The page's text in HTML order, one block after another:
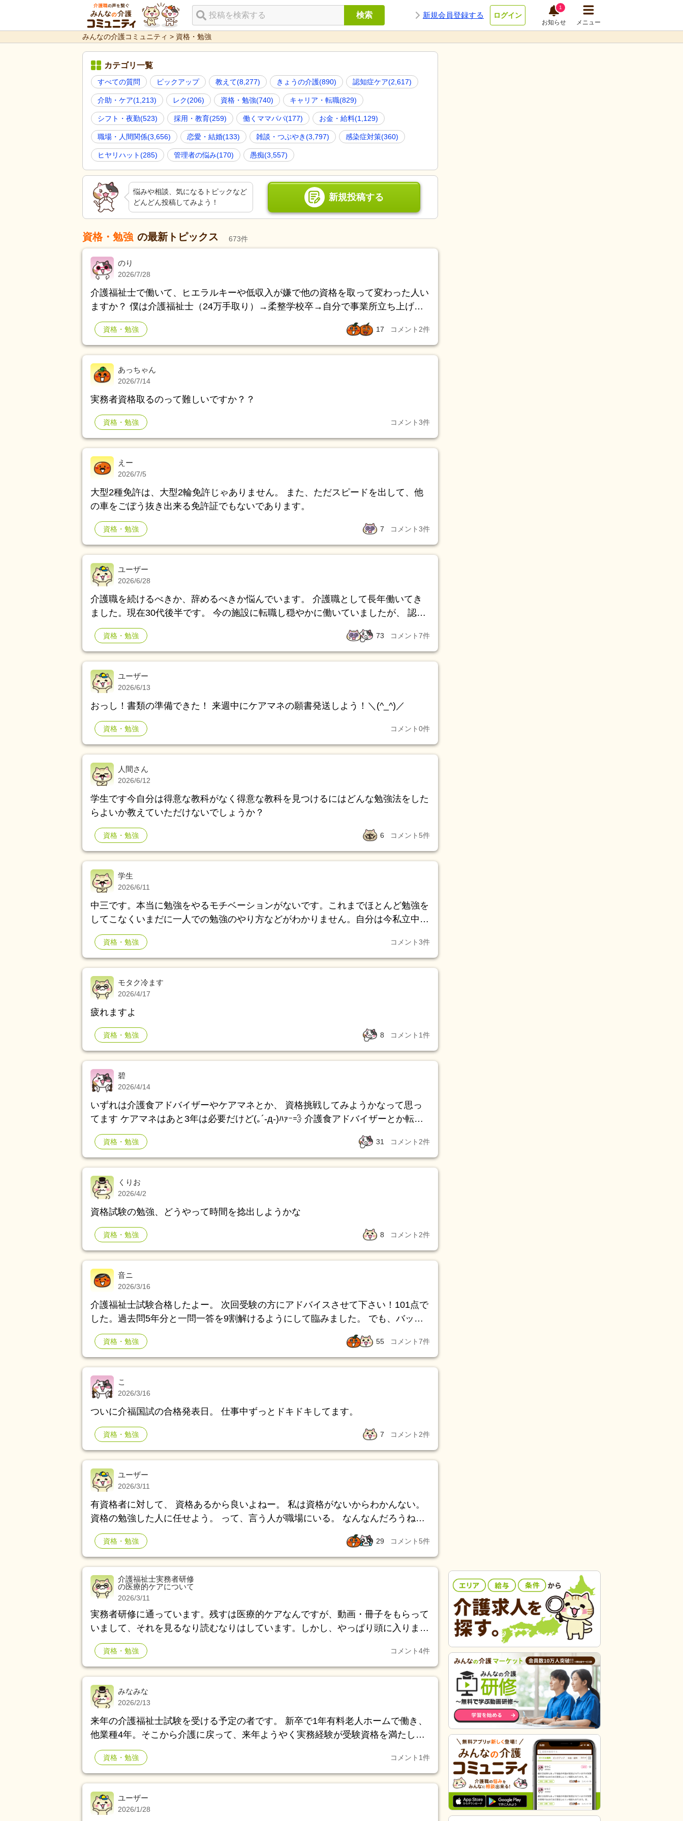
検索 新規会員登録する ログイン
1
お知らせ メニュー
みんなの介護コミュニティ > 資格・勉強
カテゴリ一覧
すべての質問 ピックアップ 教えて(8,277) きょうの介護(890) 認知症ケア(2,617)
介助・ケア(1,213) レク(206) 資格・勉強(740) キャリア・転職(829)
シフト・夜勤(523) 採用・教育(259) 働くママパパ(177) お金・給料(1,129)
職場・人間関係(3,656) 恋愛・結婚(133) 雑談・つぶやき(3,797) 感染症対策(360)
ヒヤリハット(285) 管理者の悩み(170) 愚痴(3,557)
悩みや相談、気になるトピックなど
どんどん投稿してみよう！
新規投稿する
資格・勉強 の最新トピックス 673件
のり
2026/7/28
介護福祉士で働いて、ヒエラルキーや低収入が嫌で他の資格を取って変わった人い
ますか？ 僕は介護福祉士（24万手取り）→柔整学校卒→自分で事業所立ち上げ
（訪問介護・就労b経営（役員報酬60万）→事業所売却し看護学校入学→看護学校
卒→福祉コンサル立ち上げ→中小企業診断士と社労士を目指す為TACに課金 の流
れです。
資格・勉強 17 コメント 2件
あっちゃん
2026/7/14
実務者資格取るのって難しいですか？？
資格・勉強 コメント3件
えー
2026/7/5
大型2種免許は、大型2輪免許じゃありません。 また、ただスピードを出して、他
の車をごぼう抜き出来る免許証でもないであります。
資格・勉強 7 コメント3件
ユーザー
2026/6/28
介護職を続けるべきか、辞めるべきか悩んでいます。 介護職として長年働いてき
ました。現在30代後半です。 今の施設に転職し穏やかに働いていましたが、 認知
症の症状が酷く、暴力や暴言、介護拒否のある利用者さんが入居されました。 不
穏になると手がつけられず 他のスタッフ含め夜勤中に暴力行為があり 私が夜勤中
のときは命の危険を感じ、メンタルがやられてしまっています。 認知症の方に
は、今まで関わってきましたが、ここまで酷い症状がある方は、施設側から強制退
去や精神科受診という対応があった為、あまり悩むことはなかったのですが 管理
者に相談したところ、小規模多機能では自宅に帰ることもあり、施設主治医ではな
いため、薬の調整も家族次第とのことでした。(強制退去も施設的にはしないよう
です) 暴力行為があった夜勤中に、自分のケアが悪いのかとも考えましたし、もと
もと認知症ケアに対する自分の知識不足もあるのかと悩みました。 介護の仕事は
嫌いではないです。 ただ、あまりにも介護をする側の人間に人権がないこの業界
で、これから先も働いていけるのか自信がないです。 来年、介護福祉士の試験を
受けるつもりでいましたが、かなり悩んでいます。 もともと興味のあった登録販
職するか。 なにかアドバイス貰えたら嬉しいです。
資格・勉強 73 コメント7件
ユーザー
2026/6/13
おっし！書類の準備できた！ 来週中にケアマネの願書発送しよう！＼(^_^)／
資格・勉強 コメント0件
人間さん
2026/6/12
学生です今自分は得意な教科がなく得意な教科を見つけるにはどんな勉強法をした
らよいか教えていただけないでしょうか？
資格・勉強 6 コメント 5件
学生
2026/6/11
中三です。本当に勉強をやるモチベーションがないです。これまでほとんど勉強を
してこなくいまだに一人での勉強のやり方などがわかりません。自分は今私立中学
に在籍しています。この前の中間テストの返却のとき、このままじゃ高1までは進
学できてもその上はいけないといわれどうにか変わろうと今焦っています。どうか
今からでも変わる方法、勉強の仕方を教えてください。
資格・勉強 コメント3件
モタク冷ます
2026/4/17
疲れますよ
資格・勉強 8 コメント 1件
碧
2026/4/14
いずれは介護食アドバイザーやケアマネとか、 資格挑戦してみようかなって思っ
てます ケアマネはあと3年は必要だけど(｡´-д-)ﾊｧｰ💨 介護食アドバイザーとか転職
に役立ちますか？ 他に役立つ資格があれば教えて欲しいです /調剤、医療、介護事
務 /認知症介助士 /音楽健康指導士、カラオケアドバイザー準2級 /介護福祉士 は持
ってます(介福以外は民間です)
資格・勉強 31 コメント 2件
くりお
2026/4/2
資格試験の勉強、どうやって時間を捻出しようかな
資格・勉強 8 コメント 2件
音ニ
2026/3/16
介護福祉士試験合格したよー。 次回受験の方にアドバイスさせて下さい！101点で
した。過去問5年分と一問一答を9割解けるようにして臨みました。 でも、バッチ
リ確実に解けたのは6割位でした。医ケアは問題が少なく、分からない問題も多か
ったので、プラス予想問題、模擬試験やっとけばよかったと思いました。 よけれ
ば参考にして下さい！
資格・勉強 55 コメント7件
こ
2026/3/16
ついに介福国試の合格発表日。 仕事中ずっとドキドキしてます。
資格・勉強 7 コメント 2件
ユーザー
2026/3/11
有資格者に対して、 資格あるから良いよねー。 私は資格がないからわかんない。
資格の勉強した人に任せよう。 って、言う人が職場にいる。 なんなんだろうね？
私はその人が頑張ったんだから良いじゃんって思うけどな。
資格・勉強 29 コメント 5件
介護福祉士実務者研修
の医療的ケアについて
2026/3/11
実務者研修に通っています。残すは医療的ケアなんですが、動画・冊子をもらって
いまして、それを見るなり読むなりはしています。しかし、やっぱり頭に入りませ
ん。。実務者研修受けた方、医療的ケアの事前予習や勉強は、何かやりましたか？
何かいい勉強法あったら教えてください。
資格・勉強 コメント4件
みなみな
2026/2/13
来年の介護福祉士試験を受ける予定の者です。 新卒で1年有料老人ホームで働き、
他業種4年。そこから介護に戻って、来年ようやく実務経験が受験資格を満たしま
す。 前の会社は例年、勤務していた施設に連絡して実務経験証明を発行してもら
うようです。 かれこれ6年？ほど前の話だし、当然施設長も職員も変わっていま
す。当時はもう介護には戻らない！くらいの気持ちだったので書類等も残ってませ
ん。社員番号的なものも覚えてない。 まだ来年度分のお知らせが出ていないので
連絡は出来ないのですが、6年も前の職員が今更？って感じになるでしょうか……
そして無事に発行して貰えるのか不安です。
資格・勉強 コメント 1件
ユーザー
2026/1/28